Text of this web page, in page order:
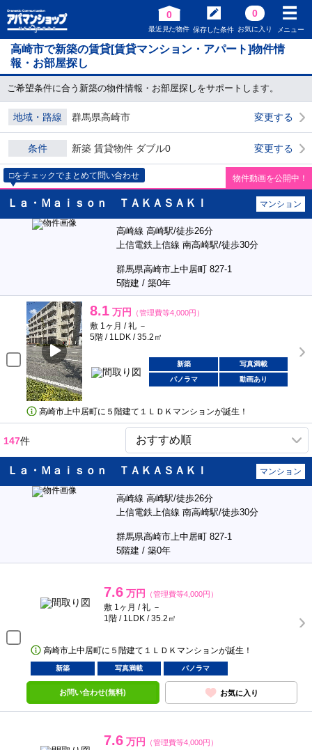
0
最近見た物件 保存した条件
0
お気に入り メニュー
高崎市で新築の賃貸[賃貸マンション・アパート]物件情
報・お部屋探し
ご希望条件に合う新築の物件情報・お部屋探しをサポートします。
地域・路線 群馬県高崎市 変更する
条件 新築 賃貸物件 ダブル0 変更する
□をチェックでまとめて問い合わせ 物件動画を公開中！
Ｌａ・Ｍａｉｓｏｎ ＴＡＫＡＳＡＫＩ マンション
高崎線 高崎駅/徒歩26分
上信電鉄上信線 南高崎駅/徒歩30分
群馬県高崎市上中居町 827-1
5階建 / 築0年
8.1 万円 （管理費等4,000円）
敷 1ヶ月 / 礼 －
5階 / 1LDK / 35.2㎡
新築
写真満載
パノラマ
動画あり
高崎市上中居町に５階建て１ＬＤＫマンションが誕生！
147件
Ｌａ・Ｍａｉｓｏｎ ＴＡＫＡＳＡＫＩ マンション
高崎線 高崎駅/徒歩26分
上信電鉄上信線 南高崎駅/徒歩30分
群馬県高崎市上中居町 827-1
5階建 / 築0年
7.6 万円 （管理費等4,000円）
敷 1ヶ月 / 礼 －
1階 / 1LDK / 35.2㎡
高崎市上中居町に５階建て１ＬＤＫマンションが誕生！
新築 写真満載 パノラマ
お問い合わせ(無料) お気に入り
7.6 万円 （管理費等4,000円）